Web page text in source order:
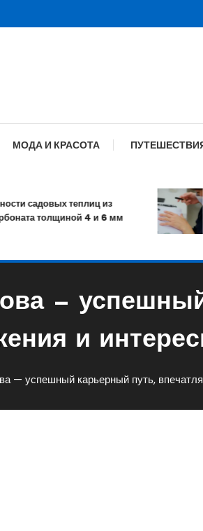
МОДА И КРАСОТА
садовых теплиц из
толщиной 4 и 6 мм
—
и
— успешный карьерный путь,